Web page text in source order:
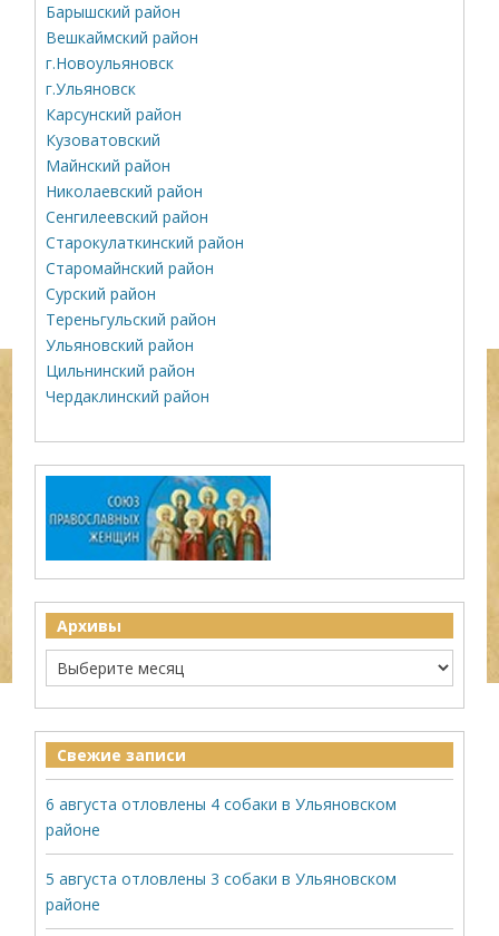
Барышский район
Вешкаймский район
г.Новоульяновск
г.Ульяновск
Карсунский район
Кузоватовский
Майнский район
Николаевский район
Сенгилеевский район
Старокулаткинский район
Старомайнский район
Сурский район
Тереньгульский район
Ульяновский район
Цильнинский район
Чердаклинский район
Архивы
Свежие записи
6 августа отловлены 4 собаки в Ульяновском
районе
5 августа отловлены 3 собаки в Ульяновском
районе